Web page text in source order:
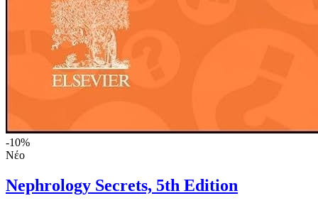
-10%
Νέο
Nephrology Secrets, 5th Edition